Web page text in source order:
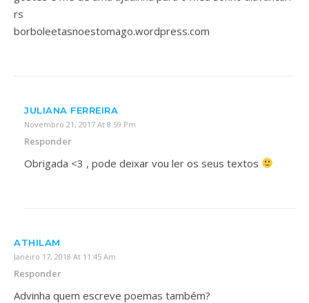
rs
borboleetasnoestomago.wordpress.com
JULIANA FERREIRA
Novembro 21, 2017 At 8:59 Pm
Responder
Obrigada <3 , pode deixar vou ler os seus textos
ATHILAM
Janeiro 17, 2018 At 11:45 Am
Responder
Advinha quem escreve poemas também?